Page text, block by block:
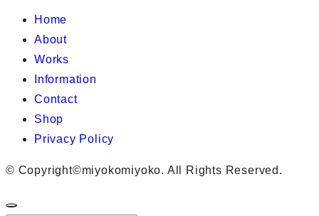
Home
About
Works
Information
Contact
Shop
Privacy Policy
© Copyright©miyokomiyoko. All Rights Reserved.